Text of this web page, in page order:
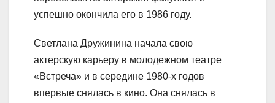
успешно окончила его в 1986 году.
Светлана Дружинина начала свою
актерскую карьеру в молодежном театре
«Встреча» и в середине 1980-х годов
впервые снялась в кино. Она снялась в